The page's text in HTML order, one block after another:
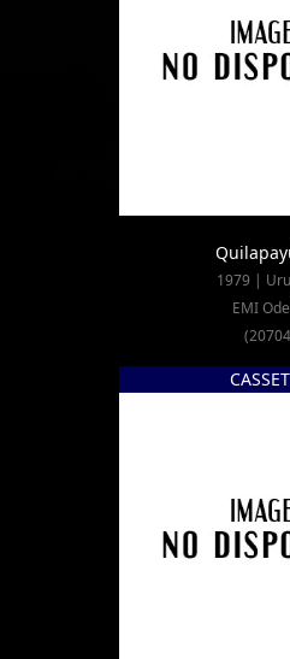
1979 |
EMI